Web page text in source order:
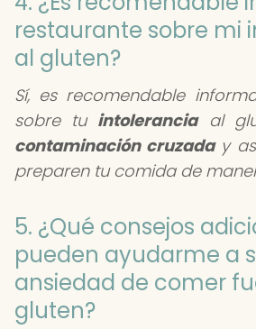
restaurante sobre mi
al gluten?
Sí, es recomendable
sobre tu intoleranciaal
contaminación cruzaday
preparen tu comida de
5. ¿Qué consejos
pueden ayudarme a
ansiedad de comer
gluten?